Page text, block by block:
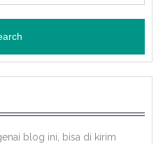
blog ini, bisa di kirim